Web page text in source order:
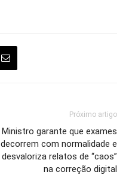
Próximo artigo
Ministro garante que exames
decorrem com normalidade e
desvaloriza relatos de “caos”
na correção digital